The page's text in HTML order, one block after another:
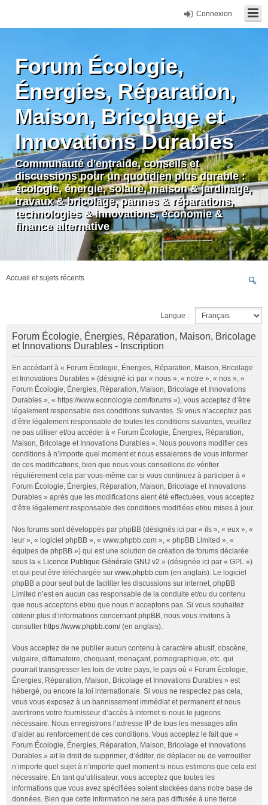
Connexion
Forum Écologie,
Énergies, Réparation,
Maison, Bricolage et
Innovations Durables
Communauté d'entraide, conseils et
discussions pour un quotidien plus durable :
écologie, énergie, solaire, maison & jardinage,
travaux & bricolage, pannes & réparations,
technologies & innovations, économie &
finance alternative
Accueil et sujets récents
Langue :
Forum Écologie, Énergies, Réparation, Maison, Bricolage
et Innovations Durables - Inscription
En accédant à « Forum Écologie, Énergies, Réparation, Maison, Bricolage
et Innovations Durables » (désigné ici par « nous », « notre », « nos », «
Forum Écologie, Énergies, Réparation, Maison, Bricolage et Innovations
Durables », « https://www.econologie.com/forums »), vous acceptez d’être
légalement responsable des conditions suivantes. Si vous n’acceptez pas
d’être légalement responsable de toutes les conditions suivantes, veuillez
ne pas utiliser et/ou accéder à « Forum Écologie, Énergies, Réparation,
Maison, Bricolage et Innovations Durables ». Nous pouvons modifier ces
conditions à n’importe quel moment et nous essaierons de vous informer
de ces modifications, bien que nous vous conseillons de vérifier
régulièrement cela par vous-même car si vous continuez à participer à «
Forum Écologie, Énergies, Réparation, Maison, Bricolage et Innovations
Durables » après que les modifications aient été effectuées, vous acceptez
d’être légalement responsable des conditions modifiées et/ou mises à jour.
Nos forums sont développés par phpBB (désignés ici par « ils », « eux », «
leur », « logiciel phpBB », « www.phpbb.com », « phpBB Limited », «
équipes de phpBB ») qui est une solution de création de forums déclarée
sous la « Licence Publique Générale GNU v2 » (désignée ici par « GPL »)
et qui peut être téléchargée sur www.phpbb.com (en anglais). Le logiciel
phpBB a pour seul but de faciliter les discussions sur internet, phpBB
Limited n’est en aucun cas responsable de la conduite et/ou du contenu
que nous acceptons et/ou que nous n’acceptons pas. Si vous souhaitez
obtenir plus d’informations concernant phpBB, nous vous invitons à
consulter https://www.phpbb.com/(en anglais).
Vous acceptez de ne publier aucun contenu à caractère abusif, obscène,
vulgaire, diffamatoire, choquant, menaçant, pornographique, etc. qui
pourrait transgresser les lois de votre pays, le pays où « Forum Écologie,
Énergies, Réparation, Maison, Bricolage et Innovations Durables » est
hébergé, ou encore la loi internationale. Si vous ne respectez pas cela,
vous vous exposez à un bannissement immédiat et permanent et nous
avertirons votre fournisseur d’accès à internet si nous le jugeons
nécessaire. Nous enregistrons l’adresse IP de tous les messages afin
d’aider au renforcement de ces conditions. Vous acceptez le fait que «
Forum Écologie, Énergies, Réparation, Maison, Bricolage et Innovations
Durables » ait le droit de supprimer, d’éditer, de déplacer ou de verrouiller
n’importe quel sujet à n’importe quel moment si nous estimons que cela est
nécessaire. En tant qu’utilisateur, vous acceptez que toutes les
informations que vous avez spécifiées soient stockées dans notre base de
données. Bien que cette information ne sera pas diffusée à une tierce